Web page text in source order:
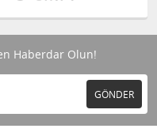
Haberdar Olun!
GÖNDER